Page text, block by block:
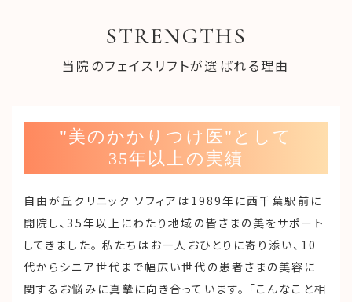
STRENGTHS
当院のフェイスリフトが選ばれる理由
"美のかかりつけ医"として
35年以上の実績
自由が丘クリニック ソフィアは1989年に西千葉駅前に
開院し、35年以上にわたり地域の皆さまの美をサポート
してきました。 私たちはお一人おひとりに寄り添い、10
代からシニア世代まで幅広い世代の患者さまの美容に
関するお悩みに真摯に向き合っています。 「こんなこと相